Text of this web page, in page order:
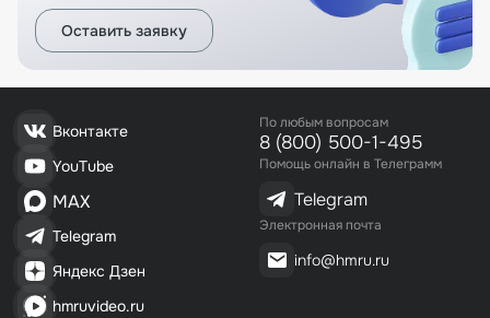
Оставить заявку
Вконтакте
YouTube
MAX
Telegram
Яндекс Дзен
hmruvideo.ru
По любым вопросам
8 (800) 500-1-495
Помощь онлайн в Телеграмм
Telegram
Электронная почта
info@hmru.ru